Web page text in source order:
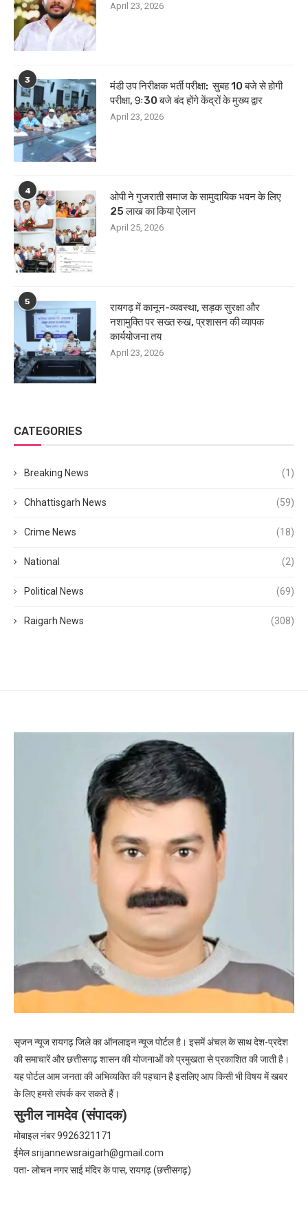
April 23, 2026
3
मंडी उप निरीक्षक भर्ती परीक्षा: सुबह 10 बजे से होगी
परीक्षा, 9ः30 बजे बंद होंगे केंद्रों के मुख्य द्वार
April 23, 2026
4
ओपी ने गुजराती समाज के सामुदायिक भवन के लिए
25 लाख का किया ऐलान
April 25, 2026
5
रायगढ़ में कानून-व्यवस्था, सड़क सुरक्षा और
नशामुक्ति पर सख्त रुख, प्रशासन की व्यापक
कार्ययोजना तय
April 23, 2026
CATEGORIES
Breaking News (1)
Chhattisgarh News (59)
Crime News (18)
National (2)
Political News (69)
Raigarh News (308)
सृजन न्यूज रायगढ़ जिले का ऑनलाइन न्यूज पोर्टल है। इसमें अंचल के साथ देश-प्रदेश
की समाचारें और छत्तीसगढ़ शासन की योजनाओं को प्रमुखता से प्रकाशित की जाती है।
यह पोर्टल आम जनता की अभिव्यक्ति की पहचान है इसलिए आप किसी भी विषय में खबर
के लिए हमसे संपर्क कर सकते हैं।
सुनील नामदेव (संपादक)
मोबाइल नंबर 9926321171
ईमेलsrijannewsraigarh@gmail.com
पता- लोचन नगर साई मंदिर के पास, रायगढ़ (छत्तीसगढ़)